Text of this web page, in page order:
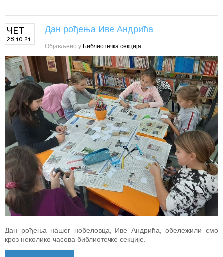
ЧЕТ
28 10 21
Дан рођења Иве Андрића
Објављено у Библиотечка секција
Дан рођења нашег нобеловца, Иве Андрића, обележили смо
кроз неколико часова библиотечке секције.